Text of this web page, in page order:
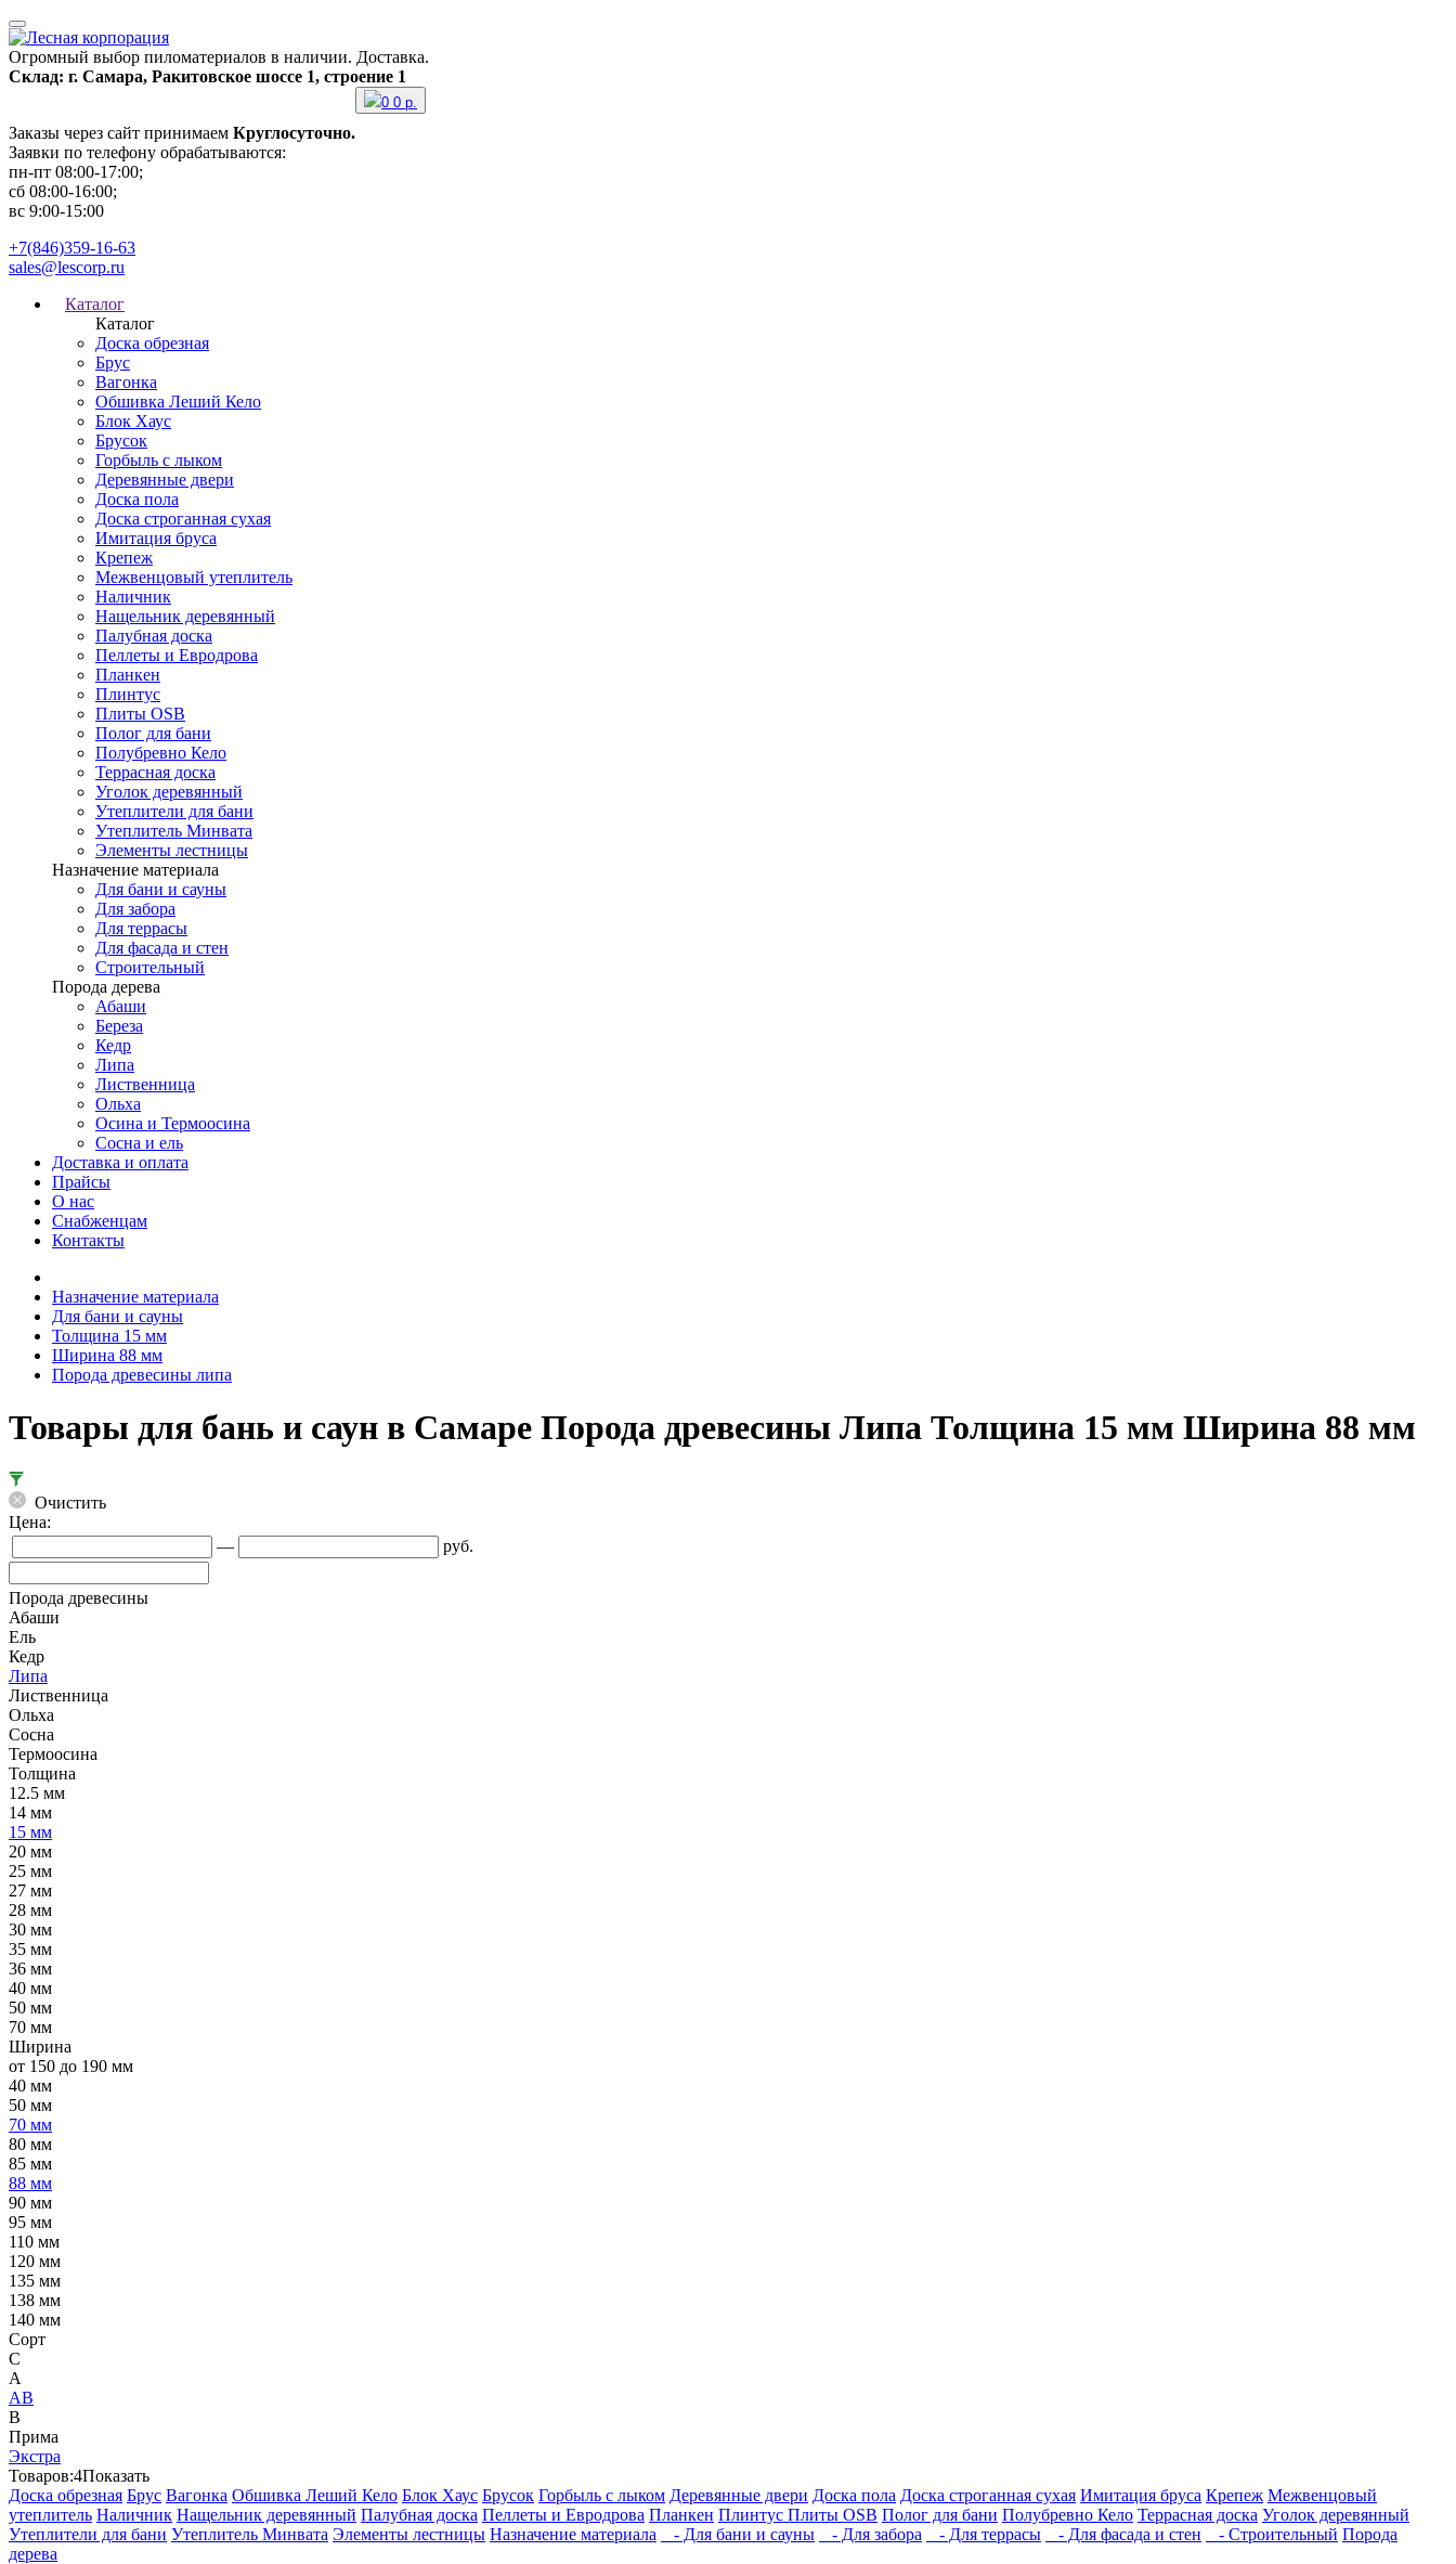
Огромный выбор пиломатериалов в наличии. Доставка.
Склад: г. Самара, Ракитовское шоссе 1, строение 1
Заказы через сайт принимаем Круглосуточно.
Заявки по телефону обрабатываются:
пн-пт 08:00-17:00;
сб 08:00-16:00;
вс 9:00-15:00
0 0 р.
+7(846)359-16-63
sales@lescorp.ru
Каталог
Каталог
Доска обрезная
Брус
Вагонка
Обшивка Леший Кело
Блок Хаус
Брусок
Горбыль с лыком
Деревянные двери
Доска пола
Доска строганная сухая
Имитация бруса
Крепеж
Межвенцовый утеплитель
Наличник
Нащельник деревянный
Палубная доска
Пеллеты и Евродрова
Планкен
Плинтус
Плиты OSB
Полог для бани
Полубревно Кело
Террасная доска
Уголок деревянный
Утеплители для бани
Утеплитель Минвата
Элементы лестницы
Назначение материала
Для бани и сауны
Для забора
Для террасы
Для фасада и стен
Строительный
Порода дерева
Абаши
Береза
Кедр
Липа
Лиственница
Ольха
Осина и Термоосина
Сосна и ель
Доставка и оплата
Прайсы
О нас
Снабженцам
Контакты
Назначение материала
Для бани и сауны
Толщина 15 мм
Ширина 88 мм
Порода древесины липа
Товары для бань и саун в Самаре Порода древесины Липа Толщина 15 мм Ширина 88 мм
Очистить
Цена:
—
руб.
Порода древесины
Абаши
Ель
Кедр
Липа
Лиственница
Ольха
Сосна
Термоосина
Толщина
12.5 мм
14 мм
15 мм
20 мм
25 мм
27 мм
28 мм
30 мм
35 мм
36 мм
40 мм
50 мм
70 мм
Ширина
от 150 до 190 мм
40 мм
50 мм
70 мм
80 мм
85 мм
88 мм
90 мм
95 мм
110 мм
120 мм
135 мм
138 мм
140 мм
Сорт
C
А
АВ
В
Прима
Экстра
Товаров:4Показать
Доска обрезная Брус Вагонка Обшивка Леший Кело Блок Хаус Брусок Горбыль с лыком Деревянные двери Доска пола Доска строганная сухая Имитация бруса Крепеж Межвенцовый
утеплитель Наличник Нащельник деревянный Палубная доска Пеллеты и Евродрова Планкен Плинтус Плиты OSB Полог для бани Полубревно Кело Террасная доска Уголок деревянный
Утеплители для бани Утеплитель Минвата Элементы лестницы Назначение материала - Для бани и сауны - Для забора - Для террасы - Для фасада и стен - Строительный Порода
дерева